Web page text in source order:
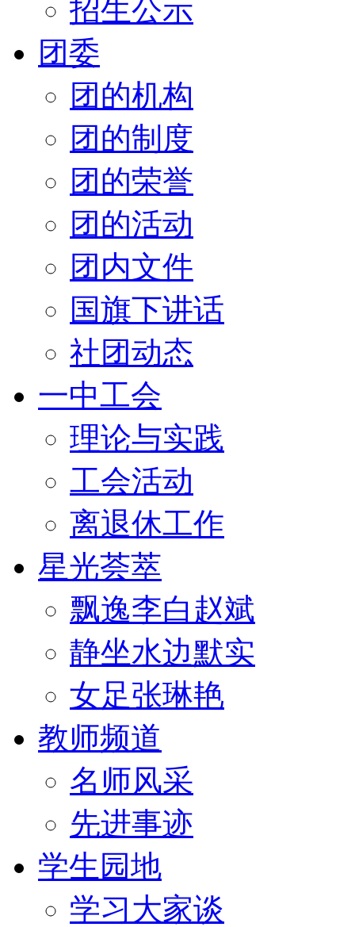
招生公示
团委
团的机构
团的制度
团的荣誉
团的活动
团内文件
国旗下讲话
社团动态
一中工会
理论与实践
工会活动
离退休工作
星光荟萃
飘逸李白赵斌
静坐水边默实
女足张琳艳
教师频道
名师风采
先进事迹
学生园地
学习大家谈